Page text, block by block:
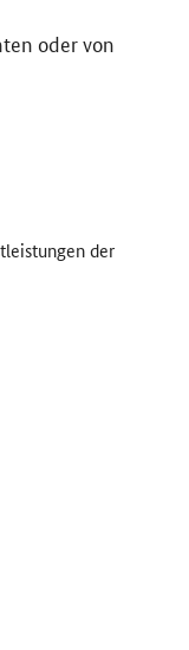
oder von
der